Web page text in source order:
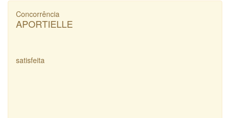
Concorrência
APORTIELLE
satisfeita